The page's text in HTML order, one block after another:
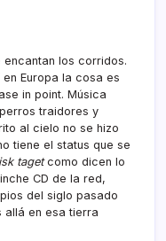
los corridos.
Europa la cosa es
in point. Música
traidores y
al cielo no se hizo
tiene el status que se
tagetcomo dicen lo
CD de la red,
del siglo pasado
allá en esa tierra